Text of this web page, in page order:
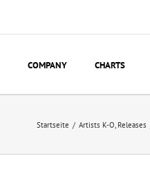
COMPANY CHARTS
Startseite / Artists K-O Releases